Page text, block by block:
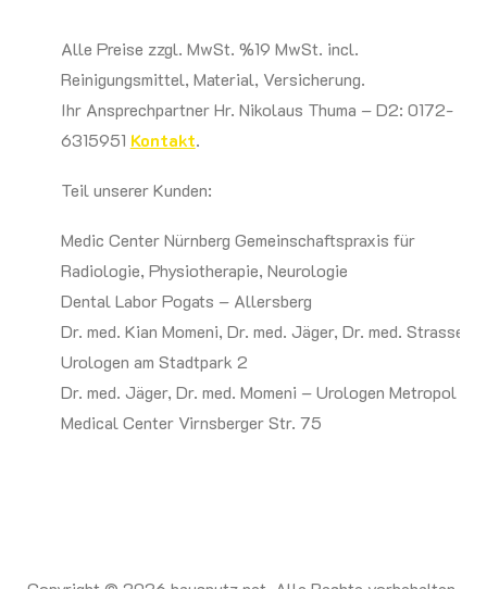
Alle Preise zzgl. MwSt. %19 MwSt. incl.
Reinigungsmittel, Material, Versicherung.
Ihr Ansprechpartner Hr. Nikolaus Thuma – D2: 0172-
6315951 Kontakt.
Teil unserer Kunden:
Medic Center Nürnberg Gemeinschaftspraxis für
Radiologie, Physiotherapie, Neurologie
Dental Labor Pogats – Allersberg
Dr. med. Kian Momeni, Dr. med. Jäger, Dr. med. Strasser,
Urologen am Stadtpark 2
Dr. med. Jäger, Dr. med. Momeni – Urologen Metropol
Medical Center Virnsberger Str. 75